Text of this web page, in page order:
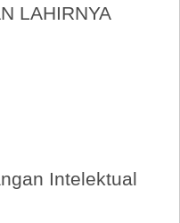
LAHIRNYA
Intelektual